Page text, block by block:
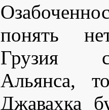
понять
Грузия
Альянса,
Джавахка